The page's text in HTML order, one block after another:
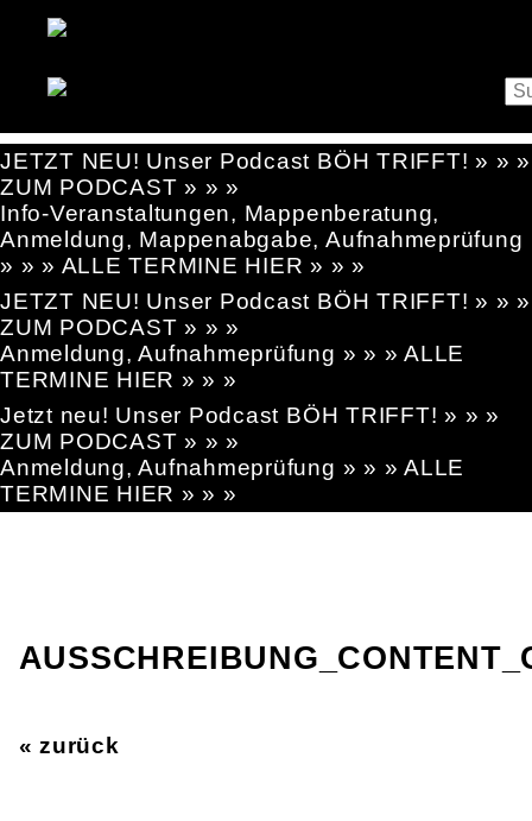
JETZT NEU! Unser Podcast BÖH TRIFFT! » » »
ZUM PODCAST » » »
Info-Veranstaltungen, Mappenberatung,
Anmeldung, Mappenabgabe, Aufnahmeprüfung
» » » ALLE TERMINE HIER » » »
JETZT NEU! Unser Podcast BÖH TRIFFT! » » »
ZUM PODCAST » » »
Anmeldung, Aufnahmeprüfung » » » ALLE
TERMINE HIER » » »
Jetzt neu! Unser Podcast BÖH TRIFFT! » » »
ZUM PODCAST » » »
Anmeldung, Aufnahmeprüfung » » » ALLE
TERMINE HIER » » »
« zurück